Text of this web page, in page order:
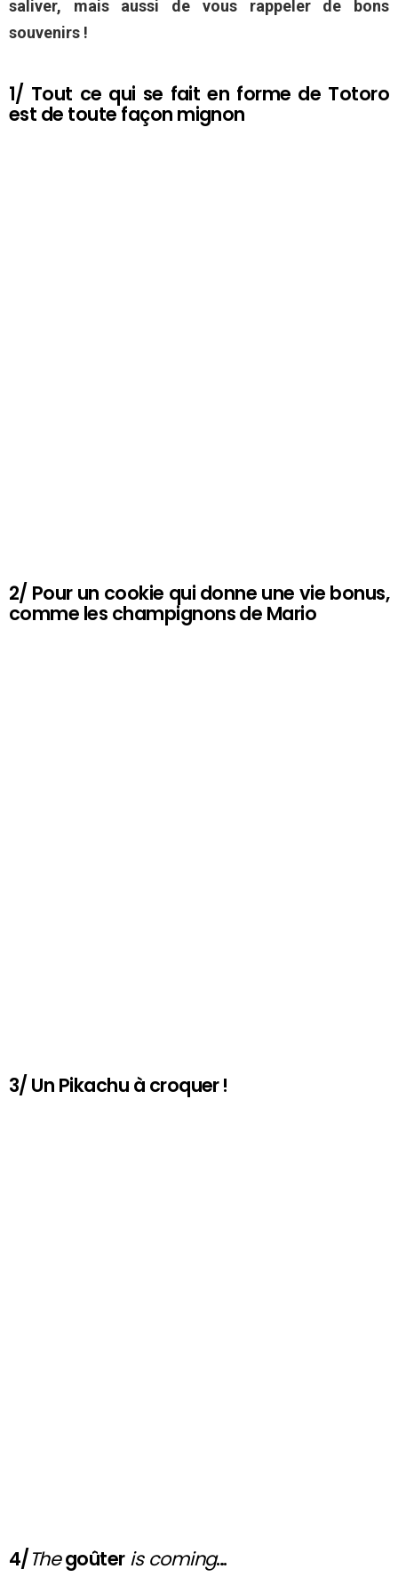
saliver, mais aussi de vous rappeler de bons
souvenirs !
1/ Tout ce qui se fait en forme de Totoro
est de toute façon mignon
2/ Pour un cookie qui donne une vie bonus,
comme les champignons de Mario
3/ Un Pikachu à croquer !
4/Thegoûteris coming…